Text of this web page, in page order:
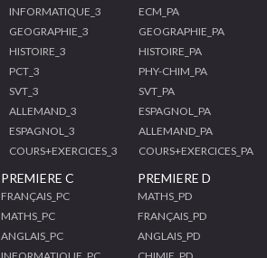
INFORMATIQUE_3
GEOGRAPHIE_3
HISTOIRE_3
PCT_3
SVT_3
ALLEMAND_3
ESPAGNOL_3
COURS+EXERCICES_3
ECM_PA
GEOGRAPHIE_PA
HISTOIRE_PA
PHY-CHIM_PA
SVT_PA
ESPAGNOL_PA
ALLEMAND_PA
COURS+EXERCICES_PA
PREMIERE C
FRANÇAIS_PC
MATHS_PC
ANGLAIS_PC
PREMIERE D
MATHS_PD
FRANÇAIS_PD
ANGLAIS_PD